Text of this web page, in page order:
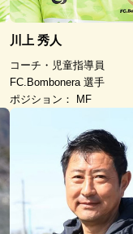
川上 秀人
コーチ・児童指導員
FC.Bombonera 選手
ポジション： MF